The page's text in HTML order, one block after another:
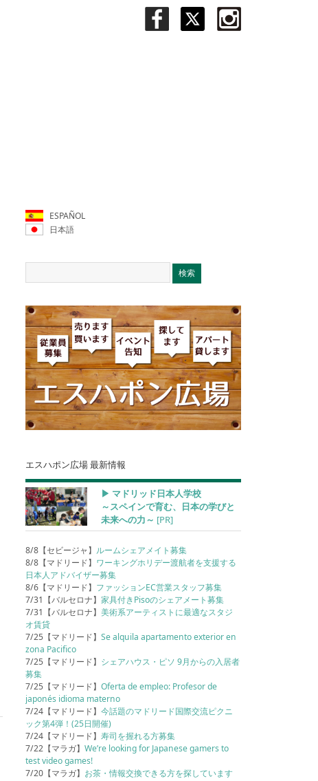
ESPAÑOL
日本語
エスハポン広場 最新情報
▶︎ マドリッド日本人学校
～スペインで育む、日本の学びと
未来への力～ [PR]
8/8【セビージャ】ルームシェアメイト募集
8/8【マドリード】 ワーキングホリデー渡航者を支援する
日本人アドバイザー募集
8/6【マドリード】 ファッションEC営業スタッフ募集
7/31【バルセロナ】家具付きPisoのシェアメート募集
7/31【バルセロナ】美術系アーティストに最適なスタジ
オ賃貸
7/25【マドリード】Se alquila apartamento exterior en
zona Pacifico
7/25【マドリード】 シェアハウス・ピソ 9月からの入居者
募集
7/25【マドリード】Oferta de empleo: Profesor de
japonés idioma materno
7/24【マドリード】今話題のマドリード国際交流ピクニ
ック第4弾！(25日開催)
7/24【マドリード】寿司を握れる方募集
7/22【マラガ】We’re looking for Japanese gamers to
test video games!
7/20【マラガ】 お茶・情報交換できる方を探しています